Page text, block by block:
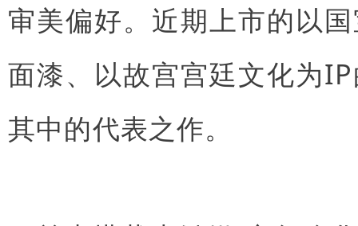
审美偏好。近期上市的以
面漆、以故宫宫廷文化为
其中的代表之作。